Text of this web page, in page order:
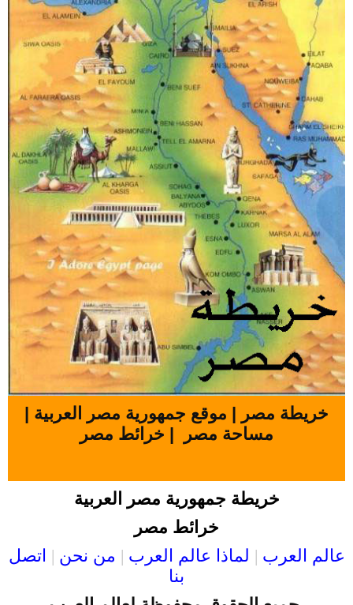
خريطة مصر | موقع جمهورية مصر العربية |
مساحة مصر | خرائط مصر
خريطة جمهورية مصر العربية
خرائط مصر
عالم العرب | لماذا عالم العرب | من نحن | اتصل
بنا